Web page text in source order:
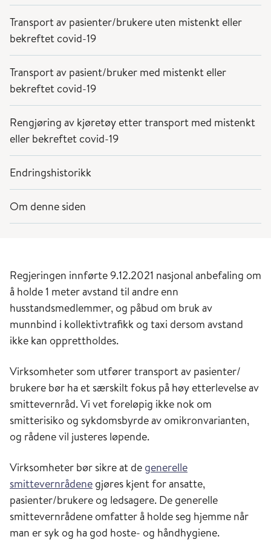
Transport av pasienter/brukere uten mistenkt eller
bekreftet covid-19
Transport av pasient/bruker med mistenkt eller
bekreftet covid-19
Rengjøring av kjøretøy etter transport med mistenkt
eller bekreftet covid-19
Endringshistorikk
Om denne siden
Regjeringen innførte 9.12.2021 nasjonal anbefaling om
å holde 1 meter avstand til andre enn
husstandsmedlemmer, og påbud om bruk av
munnbind i kollektivtrafikk og taxi dersom avstand
ikke kan opprettholdes.
Virksomheter som utfører transport av pasienter/
brukere bør ha et særskilt fokus på høy etterlevelse av
smittevernråd. Vi vet foreløpig ikke nok om
smitterisiko og sykdomsbyrde av omikronvarianten,
og rådene vil justeres løpende.
Virksomheter bør sikre at de generelle
smittevernrådene gjøres kjent for ansatte,
pasienter/brukere og ledsagere. De generelle
smittevernrådene omfatter å holde seg hjemme når
man er syk og ha god hoste- og håndhygiene.